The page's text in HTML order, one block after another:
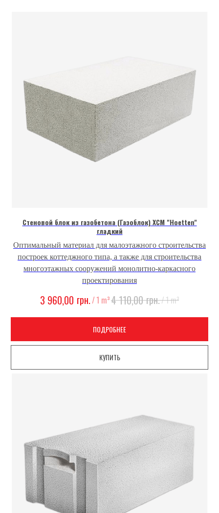
Стеновой блок из газобетона (Газоблок) ХСМ "Hoetten"
гладкий
Оптимальный материал для малоэтажного строительства
построек коттеджного типа, а также для строительства
многоэтажных сооружений монолитно-каркасного
проектирования
3 960,00 грн./1 m³4 110,00 грн./1 m³
ПОДРОБНЕЕ
КУПИТЬ